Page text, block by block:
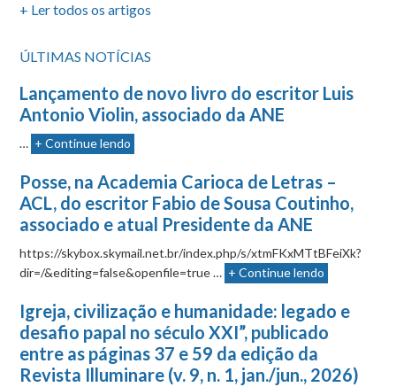
+ Ler todos os artigos
ÚLTIMAS NOTÍCIAS
Lançamento de novo livro do escritor Luis
Antonio Violin, associado da ANE
… + Continue lendo
Posse, na Academia Carioca de Letras –
ACL, do escritor Fabio de Sousa Coutinho,
associado e atual Presidente da ANE
https://skybox.skymail.net.br/index.php/s/xtmFKxMTtBFeiXk?
dir=/&editing=false&openfile=true … + Continue lendo
Igreja, civilização e humanidade: legado e
desafio papal no século XXI”, publicado
entre as páginas 37 e 59 da edição da
Revista Illuminare (v. 9, n. 1, jan./jun., 2026)